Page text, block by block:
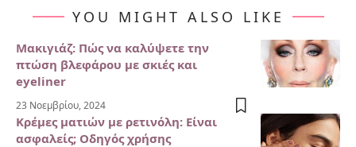
YOU MIGHT ALSO LIKE
Μακιγιάζ: Πώς να καλύψετε την
πτώση βλεφάρου με σκιές και
eyeliner
23 Νοεμβρίου, 2024
Κρέμες ματιών με ρετινόλη: Είναι
ασφαλείς; Οδηγός χρήσης